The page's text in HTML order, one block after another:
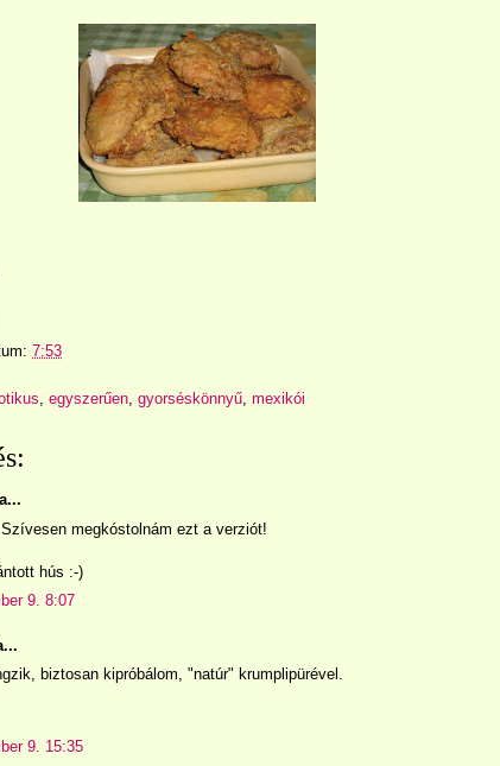
7:53
, egyszerűen, gyorséskönnyű, mexikói
megkóstolnám ezt a verziót!
hús :-)
9. 8:07
biztosan kipróbálom, "natúr" krumplipürével.
9. 15:35